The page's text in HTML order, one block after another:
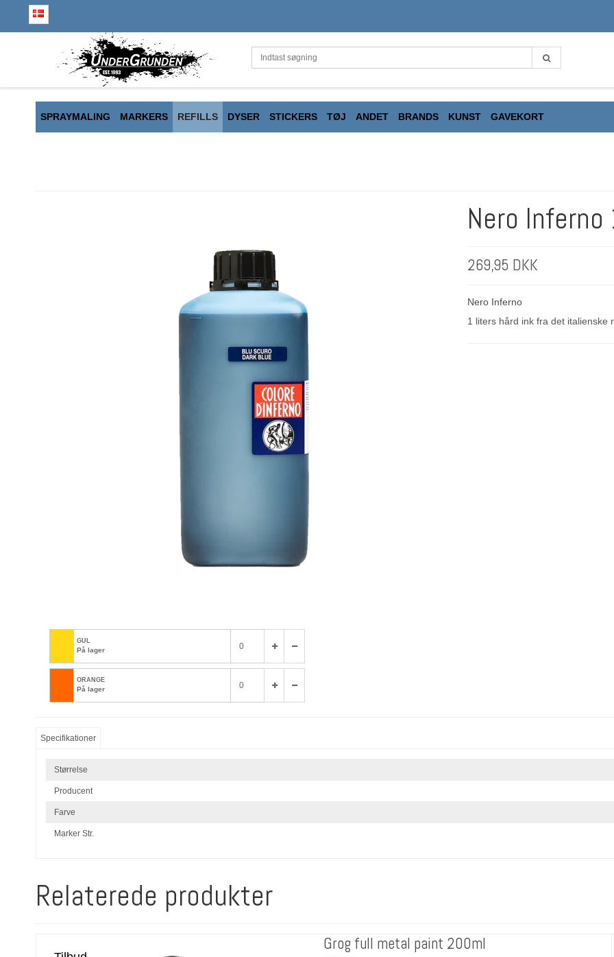
SPRAYMALING MARKERS REFILLS DYSER STICKERS TØJ ANDET BRANDS KUNST GAVEKORT
Nero
269,95 DKK
Nero Inferno
1 liters hård ink fra det italienske
GUL
På lager
ORANGE
På lager
Specifikationer
Størrelse
Producent
Farve
Marker Str.
Relaterede produkter
Grog full metal paint 200ml